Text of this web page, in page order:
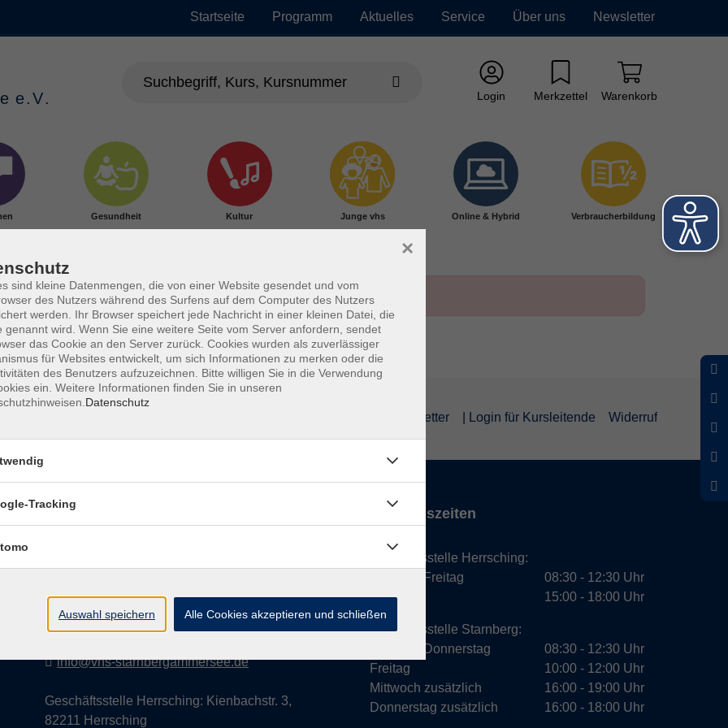
Startseite Programm Aktuelles Service Über uns Newsletter
Login Merkzettel Warenkorb
Gesundheit Kultur Junge vhs Online & Hybrid Verbraucherbildung
Newsletter | Login für Kursleitende Widerruf
Kontakt
Geschäftsstelle Starnberg: Bahnhofplatz 14,
info@vhs-starnbergammersee.de
Geschäftsstelle Herrsching: Kienbachstr. 3,
82211 Herrsching
Öffnungszeiten
Geschäftsstelle Herrsching:
Montag - Freitag
Dienstag
08:30 - 12:30 Uhr
15:00 - 18:00 Uhr
Geschäftsstelle Starnberg:
Montag - Donnerstag
Freitag
Mittwoch zusätzlich
Donnerstag zusätzlich
08:30 - 12:30 Uhr
10:00 - 12:00 Uhr
16:00 - 19:00 Uhr
16:00 - 18:00 Uhr
sind kleine Datenmengen, die von einer Website gesendet und vom
des Nutzers während des Surfens auf dem Computer des Nutzers
werden. Ihr Browser speichert jede Nachricht in einer kleinen Datei, die
genannt wird. Wenn Sie eine weitere Seite vom Server anfordern, sendet
das Cookie an den Server zurück. Cookies wurden als zuverlässiger
für Websites entwickelt, um sich Informationen zu merken oder die
des Benutzers aufzuzeichnen. Bitte willigen Sie in die Verwendung
ein. Weitere Informationen finden Sie in unseren
Datenschutz
×
Tracking
Auswahl speichern Alle Cookies akzeptieren und schließen